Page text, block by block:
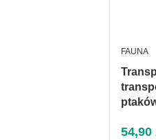
FAUNA
Cena
54,90